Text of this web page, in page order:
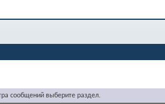
сообщений выберите раздел.